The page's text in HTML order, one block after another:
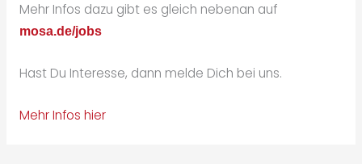
Mehr Infos dazu gibt es gleich nebenan auf
mosa.de/jobs
Hast Du Interesse, dann melde Dich bei uns.
Mehr Infos hier